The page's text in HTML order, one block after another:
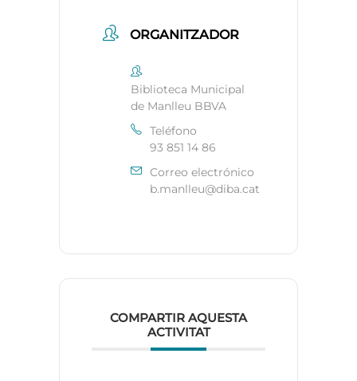
ORGANITZADOR
Biblioteca Municipal
de Manlleu BBVA
Teléfono
93 851 14 86
Correo electrónico
b.manlleu@diba.cat
COMPARTIR AQUESTA
ACTIVITAT